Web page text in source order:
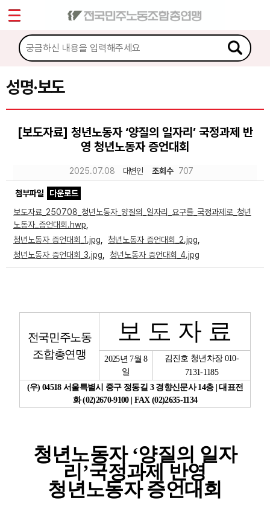
성명·보도
[보도자료] 청년노동자 ‘양질의 일자리’ 국정과제 반
영 청년노동자 증언대회
2025.07.08 대변인 조회수 707
첨부파일
다운로드
보도자료_250708_청년노동자_양질의_일자리_요구를_국정과제로_청년
노동자_증언대회.hwp
청년노동자 증언대회_1.jpg
청년노동자 증언대회_2.jpg
청년노동자 증언대회_3.jpg
청년노동자 증언대회_4.jpg
전국민주노동
조합총연맹
보 도 자 료
2025년 7월8
일
김진호 청년차장 010-
7131-1185
(우) 04518서울특별시 중구 정동길 3 경향신문사14층 |대표전
화(02)2670-9100 | FAX (02)2635-1134
청년노동자 ‘양질의 일자
리’국정과제 반영
청년노동자 증언대회
마이페이지
소개
소식
공지사항
성명·보도
노동상담
자료
부설기관
Sketchbook5, 스케치북5
Sketchbook5, 스케치북5